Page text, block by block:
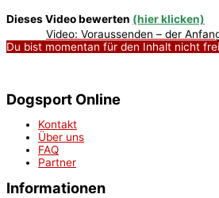
Dieses Video bewerten (hier klicken)
Video: Voraussenden – der
Du bist momentan für den Inhalt nicht
Dogsport Online
Kontakt
Über uns
FAQ
Partner
Informationen